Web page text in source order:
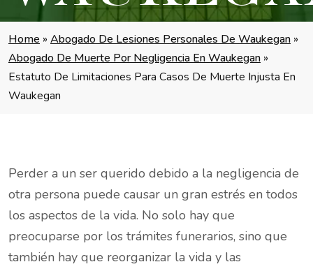
Home » Abogado De Lesiones Personales De Waukegan »
Abogado De Muerte Por Negligencia En Waukegan »
Estatuto De Limitaciones Para Casos De Muerte Injusta En
Waukegan
Perder a un ser querido debido a la negligencia de
otra persona puede causar un gran estrés en todos
los aspectos de la vida. No solo hay que
preocuparse por los trámites funerarios, sino que
también hay que reorganizar la vida y las